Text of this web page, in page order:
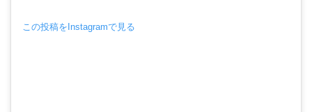
この投稿をInstagramで見る